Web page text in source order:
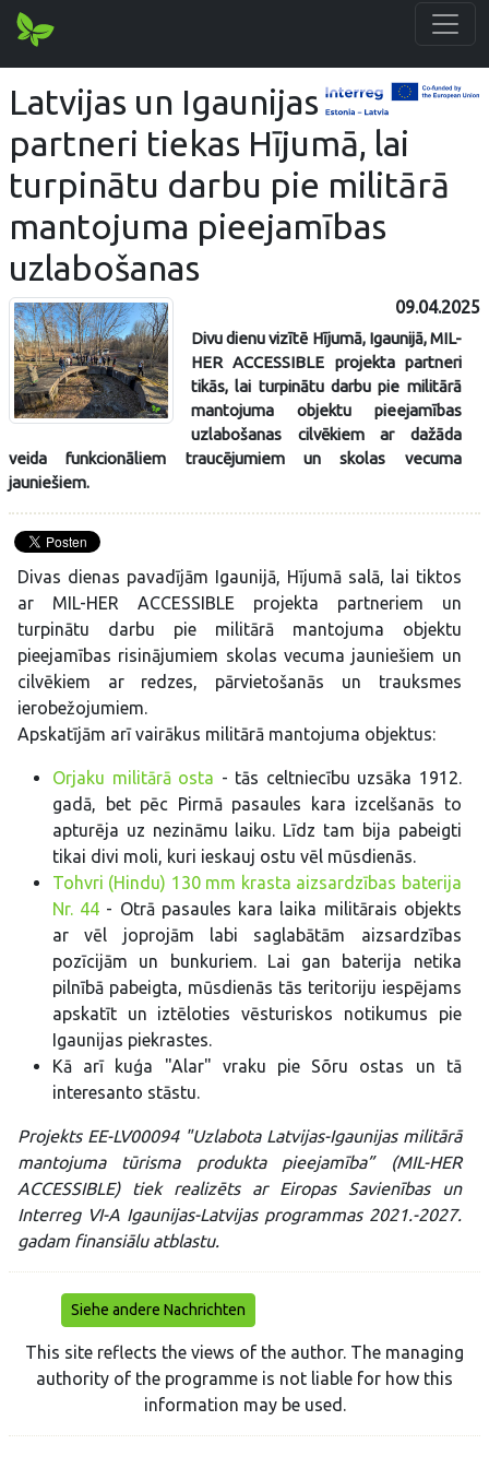
Latvijas un Igaunijas
partneri tiekas Hījumā, lai
turpinātu darbu pie militārā
mantojuma pieejamības
uzlabošanas
09.04.2025
Divu dienu vizītē Hījumā, Igaunijā, MIL-
HER ACCESSIBLE projekta partneri
tikās, lai turpinātu darbu pie militārā
mantojuma objektu pieejamības
uzlabošanas cilvēkiem ar dažāda
veida funkcionāliem traucējumiem un skolas vecuma
jauniešiem.
Divas dienas pavadījām Igaunijā, Hījumā salā, lai tiktos
ar MIL-HER ACCESSIBLE projekta partneriem un
turpinātu darbu pie militārā mantojuma objektu
pieejamības risinājumiem skolas vecuma jauniešiem un
cilvēkiem ar redzes, pārvietošanās un trauksmes
ierobežojumiem.
Apskatījām arī vairākus militārā mantojuma objektus:
Orjaku militārā osta - tās celtniecību uzsāka 1912.
gadā, bet pēc Pirmā pasaules kara izcelšanās to
apturēja uz nezināmu laiku. Līdz tam bija pabeigti
tikai divi moli, kuri ieskauj ostu vēl mūsdienās.
Tohvri (Hindu) 130 mm krasta aizsardzības baterija
Nr. 44 - Otrā pasaules kara laika militārais objekts
ar vēl joprojām labi saglabātām aizsardzības
pozīcijām un bunkuriem. Lai gan baterija netika
pilnībā pabeigta, mūsdienās tās teritoriju iespējams
apskatīt un iztēloties vēsturiskos notikumus pie
Igaunijas piekrastes.
Kā arī kuģa "Alar" vraku pie Sõru ostas un tā
interesanto stāstu.
Projekts EE-LV00094 "Uzlabota Latvijas-Igaunijas militārā
mantojuma tūrisma produkta pieejamība” (MIL-HER
ACCESSIBLE) tiek realizēts ar Eiropas Savienības un
Interreg VI-A Igaunijas-Latvijas programmas 2021.-2027.
gadam finansiālu atblastu.
Siehe andere Nachrichten
This site reflects the views of the author. The managing
authority of the programme is not liable for how this
information may be used.